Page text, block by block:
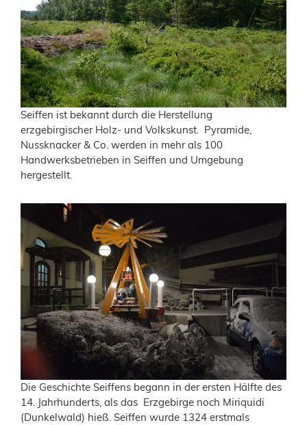
Seiffen ist bekannt durch die Herstellung
erzgebirgischer Holz- und Volkskunst. Pyramide,
Nussknacker & Co. werden in mehr als 100
Handwerksbetrieben in Seiffen und Umgebung
hergestellt.
Die Geschichte Seiffens begann in der ersten Hälfte des
14. Jahrhunderts, als das Erzgebirge noch Miriquidi
(Dunkelwald) hieß. Seiffen wurde 1324 erstmals